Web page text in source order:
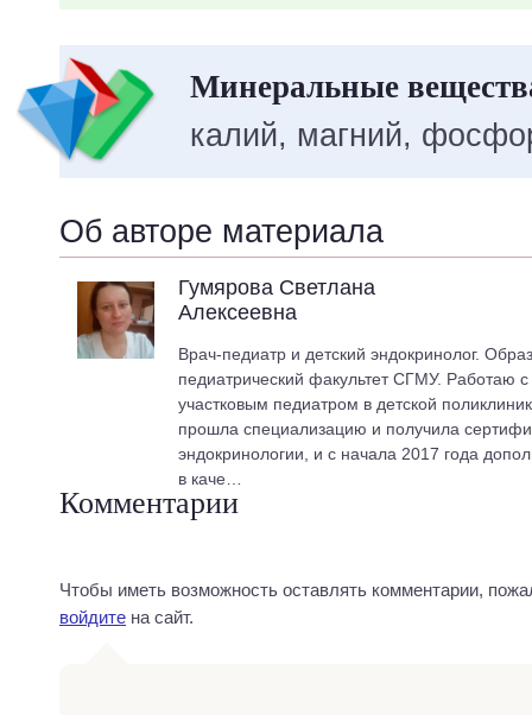
Минеральные
калий, магний,
Об авторе материала
Гумярова Светлана
Алексеевна
Врач-педиатр и детский эндокринолог.
педиатрический факультет СГМУ. Работаю
участковым педиатром в детской
прошла специализацию и получила
эндокринологии, и с начала 2017 года
в каче…
Комментарии
Чтобы иметь возможность оставлять комментарии,
войдите на сайт.